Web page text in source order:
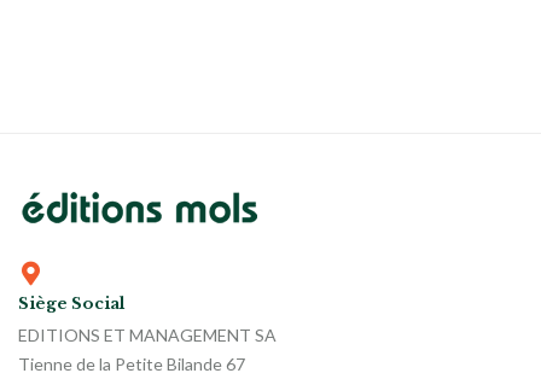
Siège Social
EDITIONS ET MANAGEMENT SA
Tienne de la Petite Bilande 67